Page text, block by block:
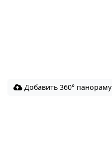
Добавить 360° панораму